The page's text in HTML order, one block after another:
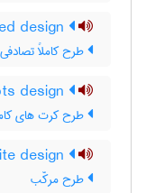
طرح کاملاً
طرح کرت های
طرح مرکّب